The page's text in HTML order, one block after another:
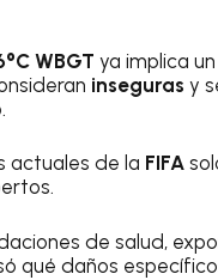
WBGT ya implica
inseguras y
actuales de la FIFA
de salud,
qué daños